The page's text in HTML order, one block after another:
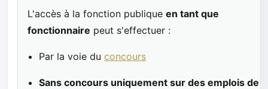
L'accès à la fonction publique en tant que
fonctionnaire peut s'effectuer :
Par la voie duconcours
Sans concours uniquement sur des emplois de